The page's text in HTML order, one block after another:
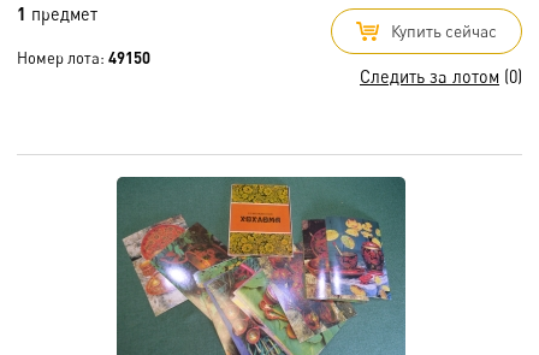
1 предмет
Номер лота: 49150
Купить сейчас
Следить за лотом (0)